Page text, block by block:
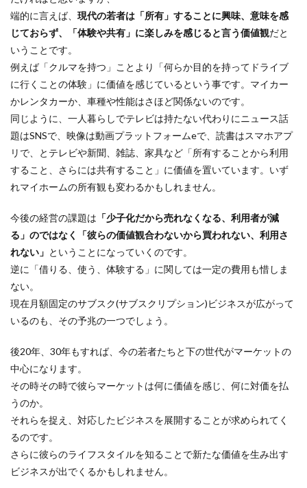
端的に言えば、 現代の若者は「所有」することに興味、意味を感
じておらず、「体験や共有」に楽しみを感じると言う価値観だと
いうことです。
例えば「クルマを持つ」ことより「何らか目的を持ってドライブ
に行くことの体験」に価値を感じているという事です。マイカー
かレンタカーか、車種や性能はさほど関係ないのです。
同じように、一人暮らしでテレビは持たない代わりにニュース話
題はSNSで、映像は動画プラットフォームeで、読書はスマホアプ
リで、とテレビや新聞、雑誌、家具など「所有することから利用
すること、さらには共有すること」に価値を置いています。いず
れマイホームの所有観も変わるかもしれません。
今後の経営の課題は 「少子化だから売れなくなる、利用者が減
る」のではなく「彼らの価値観合わないから買われない、利用さ
れない」 ということになっていくのです。
逆に「借りる、使う、体験する」に関しては一定の費用も惜しま
ない。
現在月額固定のサブスク(サブスクリプション)ビジネスが広がって
いるのも、その予兆の一つでしょう。
後20年、30年もすれば、今の若者たちと下の世代がマーケットの
中心になります。
その時その時で彼らマーケットは何に価値を感じ、何に対価を払
うのか。
それらを捉え、対応したビジネスを展開することが求められてく
るのです。
さらに彼らのライフスタイルを知ることで新たな価値を生み出す
ビジネスが出でくるかもしれません。